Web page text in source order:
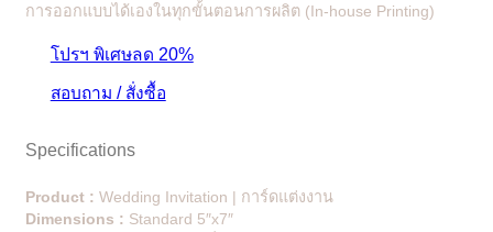
การออกแบบได้เองในทุกขั้นตอนการผลิต (In-house Printing)
โปรฯ พิเศษลด 20%
สอบถาม / สั่งซื้อ
Specifications
Product : Wedding Invitation | การ์ดแต่งงาน
Dimensions : Standard 5″x7″